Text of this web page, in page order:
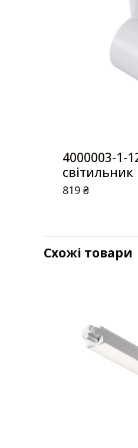
4000003-1-
світильник
819₴
Схожі товари